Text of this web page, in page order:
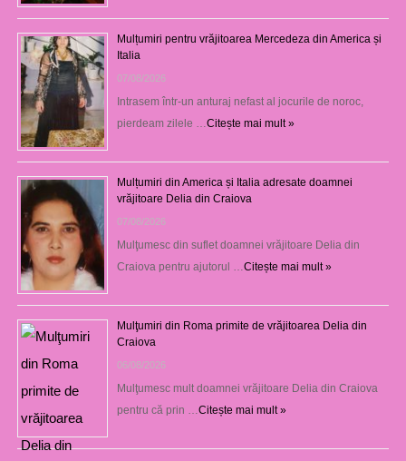
Mulțumiri pentru vrăjitoarea Mercedeza din America și
Italia
07/08/2026
Intrasem într-un anturaj nefast al jocurile de noroc,
pierdeam zilele … Citește mai mult »
Mulțumiri din America și Italia adresate doamnei
vrăjitoare Delia din Craiova
07/08/2026
Mulţumesc din suflet doamnei vrăjitoare Delia din
Craiova pentru ajutorul … Citește mai mult »
Mulţumiri din Roma primite de vrăjitoarea Delia din
Craiova
06/08/2026
Mulţumesc mult doamnei vrăjitoare Delia din Craiova
pentru că prin … Citește mai mult »